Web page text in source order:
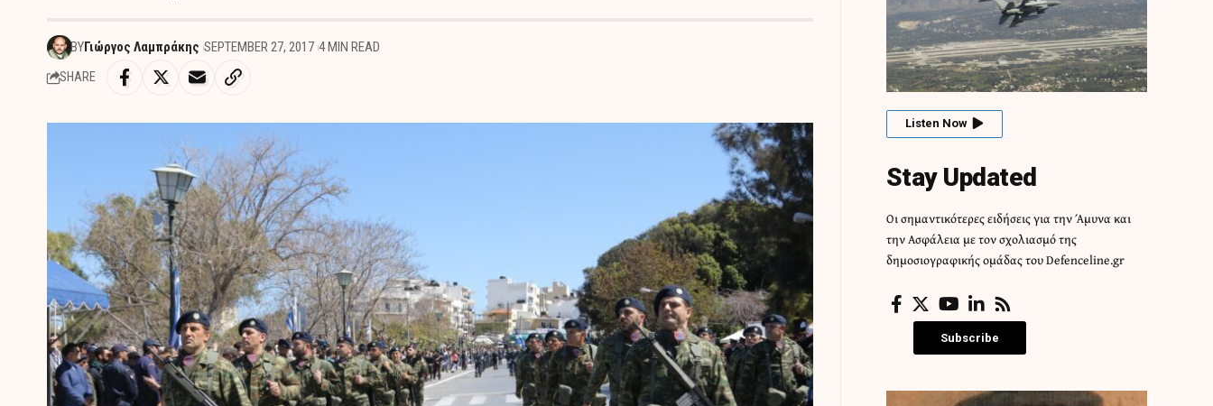
BYΓιώργος Λαμπράκης SEPTEMBER 27, 2017 4 MIN READ
SHARE
Listen Now
Stay Updated
Οι σημαντικότερες ειδήσεις για την Άμυνα και
την Ασφάλεια με τον σχολιασμό της
δημοσιογραφικής ομάδας του Defenceline.gr
Subscribe